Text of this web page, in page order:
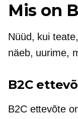
Mis on
Nüüd, kui
näeb, uurime,
B2C
B2C ettevõte